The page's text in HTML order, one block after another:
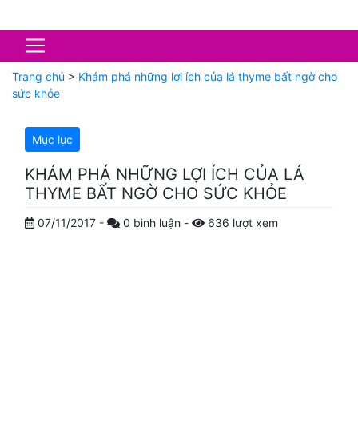
Trang chủ > Khám phá những lợi ích của lá thyme bất ngờ cho
sức khỏe
Mục lục
KHÁM PHÁ NHỮNG LỢI ÍCH CỦA LÁ
THYME BẤT NGỜ CHO SỨC KHỎE
07/11/2017 - 0 bình luận - 636 lượt xem